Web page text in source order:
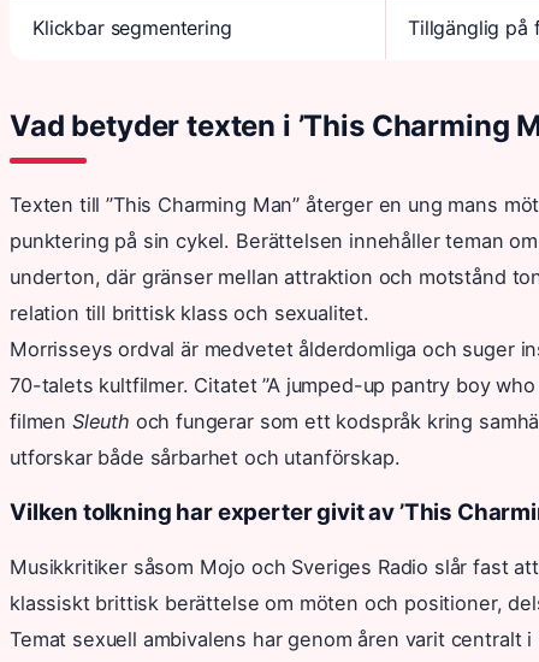
Klickbar segmentering Tillgänglig på
Vad betyder texten i ’This Charming
Texten till ”This Charming Man” återger en ung mans
punktering på sin cykel. Berättelsen innehåller teman
underton, där gränser mellan attraktion och motstånd
relation till brittisk klass och sexualitet.
Morrisseys ordval är medvetet ålderdomliga och suger
70-talets kultfilmer. Citatet ”A jumped-up pantry boy
filmen Sleuth och fungerar som ett kodspråk kring
utforskar både sårbarhet och utanförskap.
Vilken tolkning har experter givit av ’This
Musikkritiker såsom Mojo och Sveriges Radio slår fast
klassiskt brittisk berättelse om möten och positioner,
Temat sexuell ambivalens har genom åren varit centralt